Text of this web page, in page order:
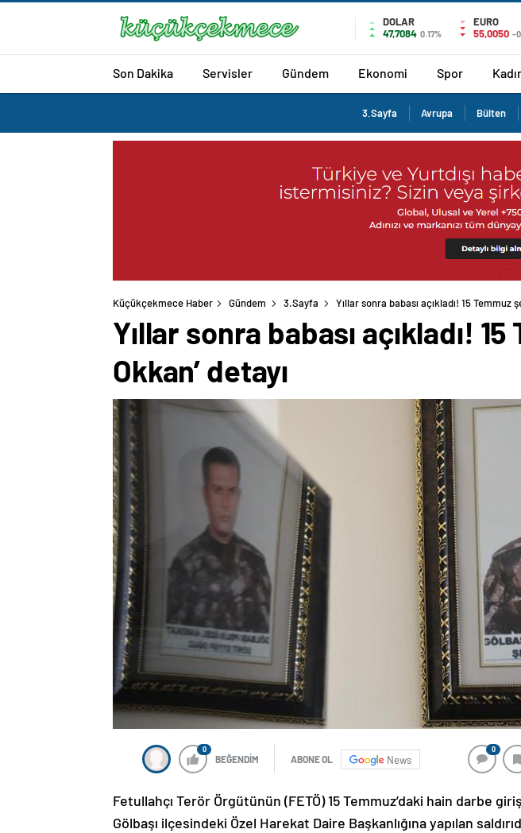
DOLAR
47,7084 0.17%
EURO
55,0050 -
Son Dakika Servisler Gündem Ekonomi Spor
3.Sayfa Avrupa Bülten
Küçükçekmece Haber Gündem 3.Sayfa Yıllar sonra babası açıkladı! 15 Temmuz
Yıllar sonra babası açıkladı!
Okkan’ detayı
0
BEĞENDİM ABONE OL News
0
Fetullahçı Terör Örgütünün (FETÖ) 15 Temmuz’daki hain darbe
Gölbaşı ilçesindeki Özel Harekat Daire Başkanlığına yapılan